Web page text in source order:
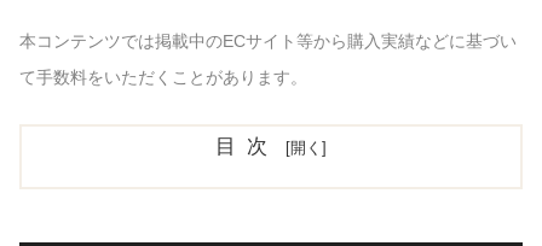
本コンテンツでは掲載中のECサイト等から購入実績などに基づい
て手数料をいただくことがあります。
目次